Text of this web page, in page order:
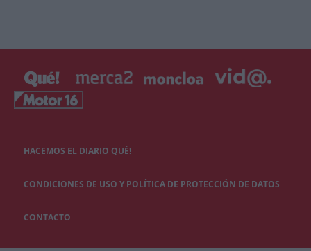
HACEMOS EL DIARIO QUÉ!
CONDICIONES DE USO Y POLÍTICA DE PROTECCIÓN DE DATOS
CONTACTO